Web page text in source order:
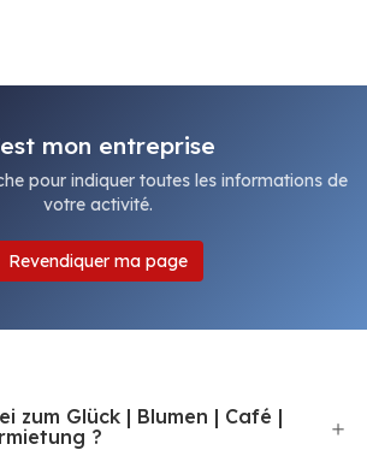
mon entreprise
pour indiquer toutes les informations de
votre activité.
Revendiquer ma page
zum Glück | Blumen | Café |
?